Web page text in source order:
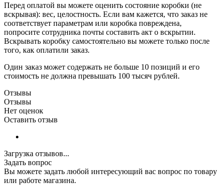
Перед оплатой вы можете оценить состояние коробки (не
вскрывая): вес, целостность. Если вам кажется, что заказ не
соответствует параметрам или коробка повреждена,
попросите сотрудника почты составить акт о вскрытии.
Вскрывать коробку самостоятельно вы можете только после
того, как оплатили заказ.
Один заказ может содержать не больше 10 позиций и его
стоимость не должна превышать 100 тысяч рублей.
Отзывы
Отзывы
Нет оценок
Оставить отзыв
Загрузка отзывов...
Задать вопрос
Вы можете задать любой интересующий вас вопрос по товару
или работе магазина.